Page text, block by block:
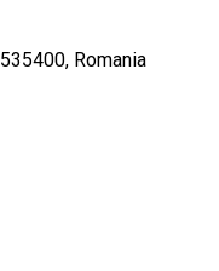
Romania